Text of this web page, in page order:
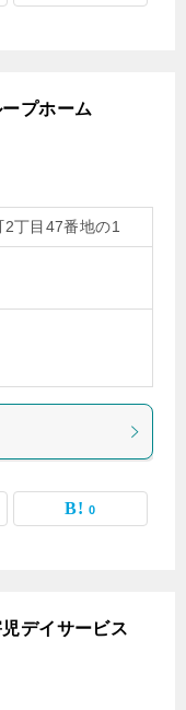
プホーム
丁目47番地の1
0
児デイサービス